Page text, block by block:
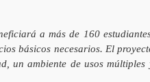
a más de 160
básicos necesarios. El
un ambiente de usos múltiples